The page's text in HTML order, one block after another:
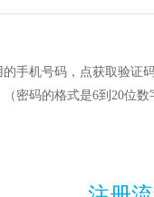
手机号码，点获取验证
密码的格式是6到20位